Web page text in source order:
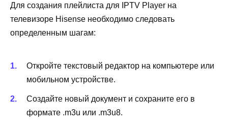
Для создания плейлиста для IPTV Player на
телевизоре Hisense необходимо следовать
определенным шагам:
Откройте текстовый редактор на компьютере или
мобильном устройстве.
Создайте новый документ и сохраните его в
формате .m3u или .m3u8.